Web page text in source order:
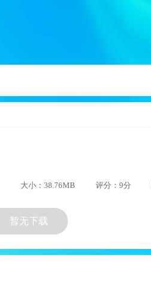
大小：38.76MB 评分：9分